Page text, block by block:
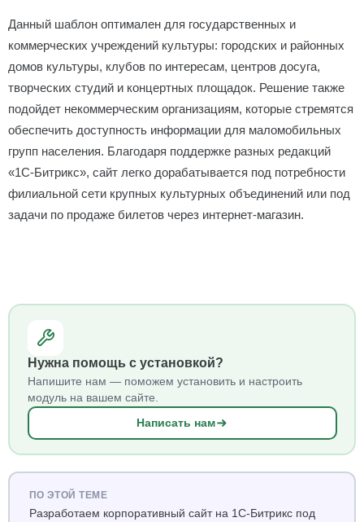
Данный шаблон оптимален для государственных и
коммерческих учреждений культуры: городских и районных
домов культуры, клубов по интересам, центров досуга,
творческих студий и концертных площадок. Решение также
подойдет некоммерческим организациям, которые стремятся
обеспечить доступность информации для маломобильных
групп населения. Благодаря поддержке разных редакций
«1С-Битрикс», сайт легко дорабатывается под потребности
филиальной сети крупных культурных объединений или под
задачи по продаже билетов через интернет-магазин.
Нужна помощь с установкой?
Напишите нам — поможем установить и настроить
модуль на вашем сайте.
Написать нам
ПО ЭТОЙ ТЕМЕ
Разработаем корпоративный сайт на 1С-Битрикс под